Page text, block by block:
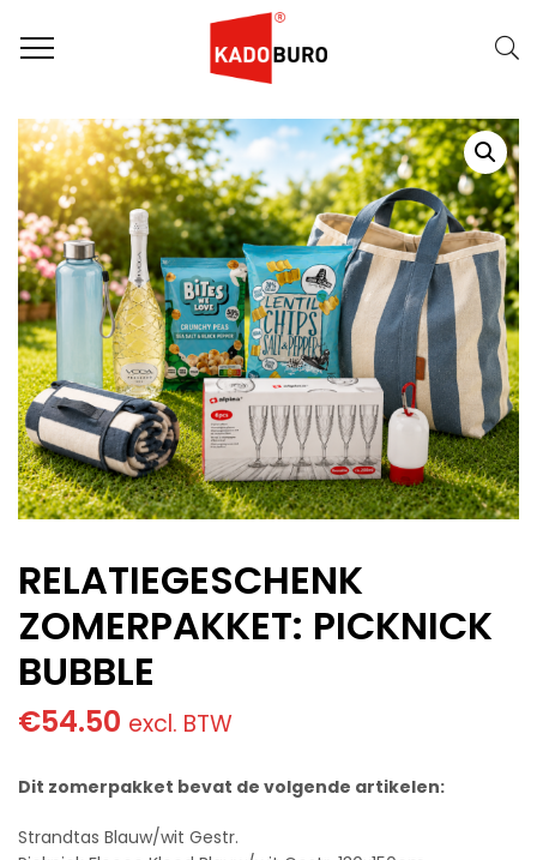
Home
Zomerpakketten
RELATIEGESCHENK ZOMERPAKKET: PICKNICK BUBBLE
RELATIEGESCHENK
ZOMERPAKKET: PICKNICK
BUBBLE
€54.50 excl. BTW
Dit zomerpakket bevat de volgende artikelen:
Strandtas Blauw/wit Gestr.